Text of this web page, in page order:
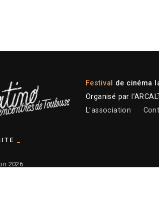
Festival de cinéma
Organisé par
L’association
2026